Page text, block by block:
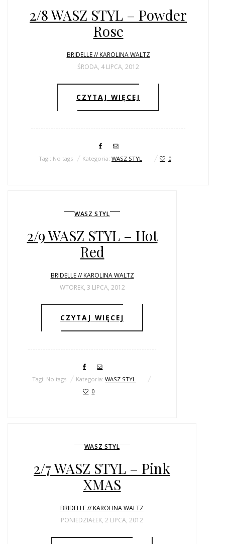
2/8 WASZ STYL – Powder
Rose
BRIDELLE // KAROLINA WALTZ
ŚRODA, 4 LIPCA, 2012
CZYTAJ WIĘCEJ
Tagi: No tags Kategoria: WASZ STYL 0
WASZ STYL
2/9 WASZ STYL – Hot
Red
BRIDELLE // KAROLINA WALTZ
WTOREK, 3 LIPCA, 2012
CZYTAJ WIĘCEJ
Tagi: No tags Kategoria:WASZ STYL
0
WASZ STYL
2/7 WASZ STYL – Pink
XMAS
BRIDELLE // KAROLINA WALTZ
PONIEDZIAŁEK, 2 LIPCA, 2012